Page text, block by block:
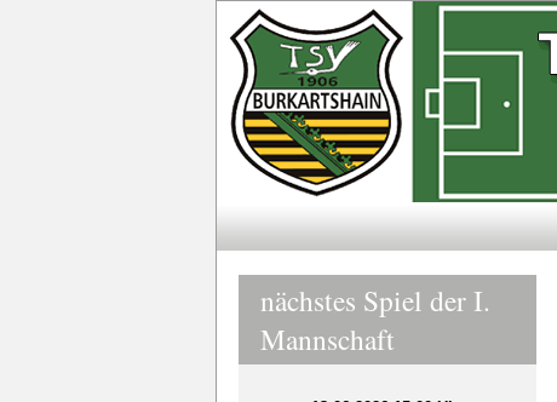
nächstes Spiel der I.
Mannschaft